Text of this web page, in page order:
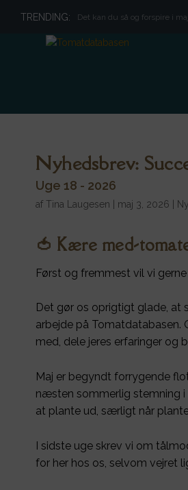
TRENDING: Det kan du så og forspire i maj
Nyhedsbrev:
Uge 18 - 2026
af Tina Laugesen maj 3, 2026
🍅 Kære med-
Først og fremmest vil vi
Det gør os oprigtigt glade, at
arbejde på Tomatdatabasen.
med, dele jeres erfaringer og
Maj er begyndt forrygende
næsten sommerlig stemning
at plante ud, særligt når
I sidste uge skrev vi om
for her hos os, selvom vejret